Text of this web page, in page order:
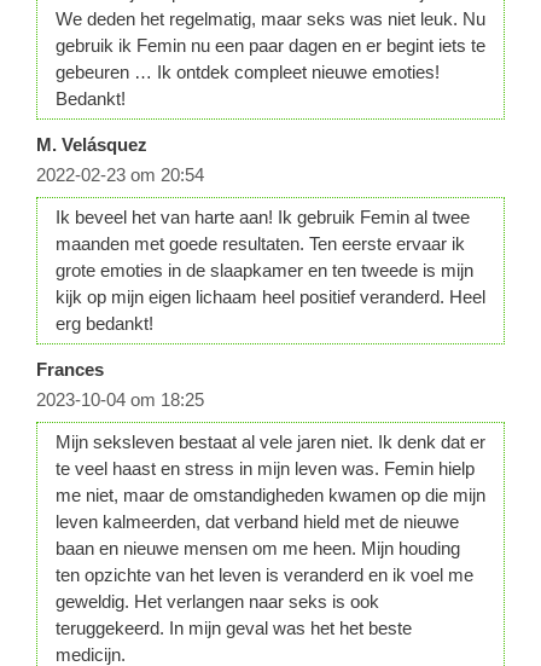
We deden het regelmatig, maar seks was niet leuk. Nu
gebruik ik Femin nu een paar dagen en er begint iets te
gebeuren … Ik ontdek compleet nieuwe emoties!
Bedankt!
M. Velásquez
2022-02-23 om 20:54
Ik beveel het van harte aan! Ik gebruik Femin al twee
maanden met goede resultaten. Ten eerste ervaar ik
grote emoties in de slaapkamer en ten tweede is mijn
kijk op mijn eigen lichaam heel positief veranderd. Heel
erg bedankt!
Frances
2023-10-04 om 18:25
Mijn seksleven bestaat al vele jaren niet. Ik denk dat er
te veel haast en stress in mijn leven was. Femin hielp
me niet, maar de omstandigheden kwamen op die mijn
leven kalmeerden, dat verband hield met de nieuwe
baan en nieuwe mensen om me heen. Mijn houding
ten opzichte van het leven is veranderd en ik voel me
geweldig. Het verlangen naar seks is ook
teruggekeerd. In mijn geval was het het beste
medicijn.